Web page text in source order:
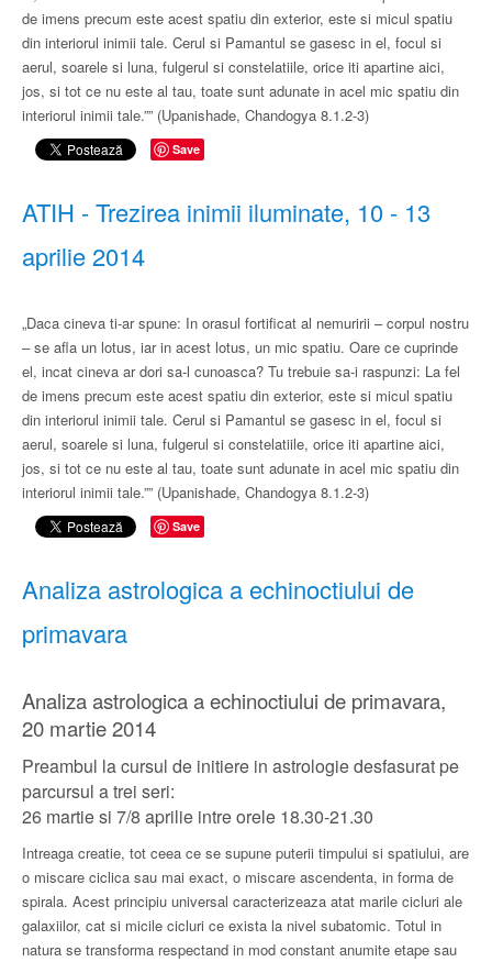
de imens precum este acest spatiu din exterior, este si micul spatiu
din interiorul inimii tale. Cerul si Pamantul se gasesc in el, focul si
aerul, soarele si luna, fulgerul si constelatiile, orice iti apartine aici,
jos, si tot ce nu este al tau, toate sunt adunate in acel mic spatiu din
interiorul inimii tale.”” (Upanishade, Chandogya 8.1.2-3)
Save
ATIH - Trezirea inimii iluminate, 10 - 13
aprilie 2014
„Daca cineva ti-ar spune: In orasul fortificat al nemuririi – corpul nostru
– se afla un lotus, iar in acest lotus, un mic spatiu. Oare ce cuprinde
el, incat cineva ar dori sa-l cunoasca? Tu trebuie sa-i raspunzi: La fel
de imens precum este acest spatiu din exterior, este si micul spatiu
din interiorul inimii tale. Cerul si Pamantul se gasesc in el, focul si
aerul, soarele si luna, fulgerul si constelatiile, orice iti apartine aici,
jos, si tot ce nu este al tau, toate sunt adunate in acel mic spatiu din
interiorul inimii tale.”” (Upanishade, Chandogya 8.1.2-3)
Save
Analiza astrologica a echinoctiului de
primavara
Analiza astrologica a echinoctiului de primavara,
20 martie 2014
Preambul la cursul de initiere in astrologie desfasurat pe
parcursul a trei seri:
26 martie si 7/8 aprilie intre orele 18.30-21.30
Intreaga creatie, tot ceea ce se supune puterii timpului si spatiului, are
o miscare ciclica sau mai exact, o miscare ascendenta, in forma de
spirala. Acest principiu universal caracterizeaza atat marile cicluri ale
galaxiilor, cat si micile cicluri ce exista la nivel subatomic. Totul in
natura se transforma respectand in mod constant anumite etape sau